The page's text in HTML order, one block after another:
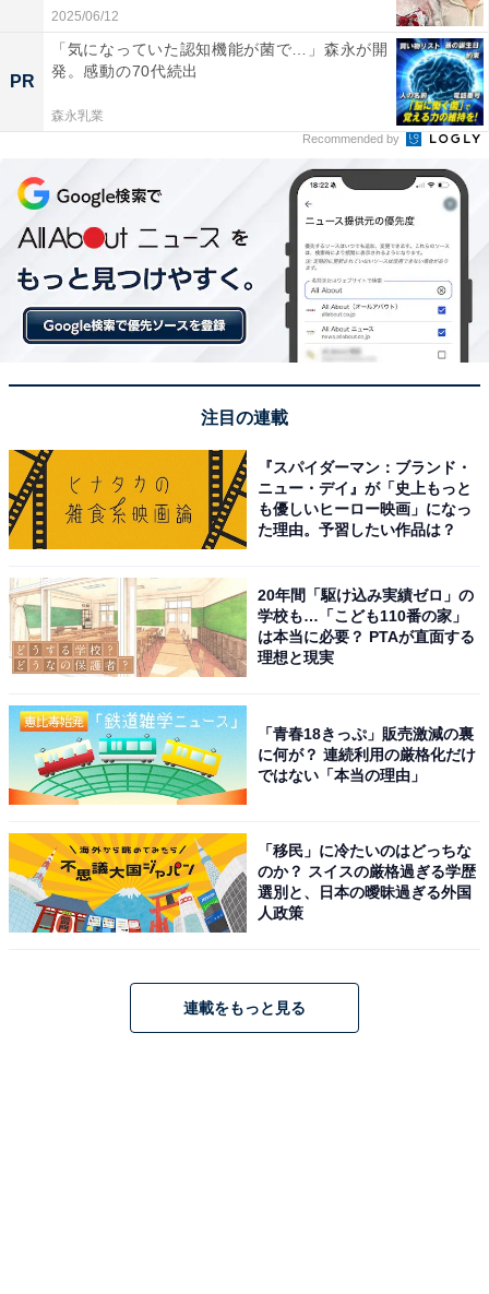
2025/06/12
PR
「気になっていた認知機能が菌で…」森永が開
発。感動の70代続出
森永乳業
Recommended by
注目の連載
『スパイダーマン：ブランド・
ニュー・デイ』が「史上もっと
も優しいヒーロー映画」になっ
た理由。予習したい作品は？
20年間「駆け込み実績ゼロ」の
学校も…「こども110番の家」
は本当に必要？ PTAが直面する
理想と現実
「青春18きっぷ」販売激減の裏
に何が？ 連続利用の厳格化だけ
ではない「本当の理由」
「移民」に冷たいのはどっちな
のか？ スイスの厳格過ぎる学歴
選別と、日本の曖昧過ぎる外国
人政策
連載をもっと見る